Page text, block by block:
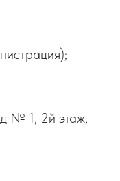
№ 1, 2й этаж,